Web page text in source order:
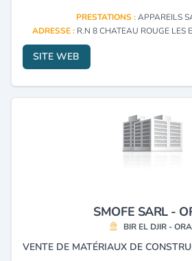
PRESTATIONS :APPAREILS
ADRESSE : R.N 8 CHATEAU ROUGE LES
SITE WEB
SMOFE SARL -
BIR EL DJIR -